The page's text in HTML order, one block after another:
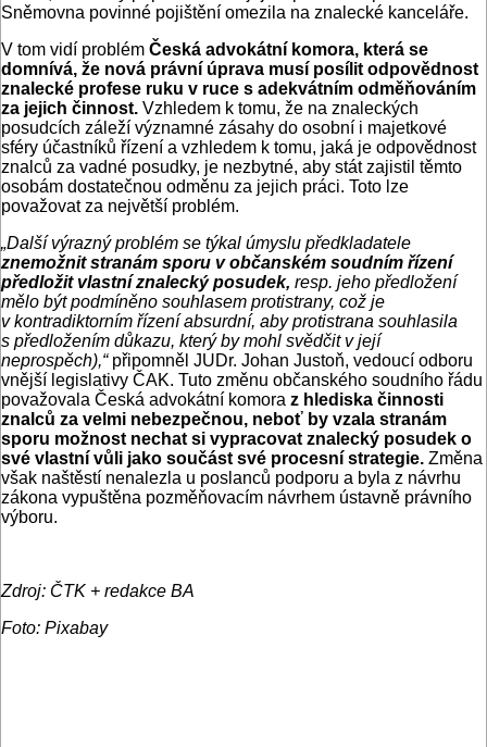
Sněmovna povinné pojištění omezila na znalecké kanceláře.
V tom vidí problém Česká advokátní komora, která se
domnívá, že nová právní úprava musí posílit odpovědnost
znalecké profese ruku v ruce s adekvátním odměňováním
za jejich činnost. Vzhledem k tomu, že na znaleckých
posudcích záleží významné zásahy do osobní i majetkové
sféry účastníků řízení a vzhledem k tomu, jaká je odpovědnost
znalců za vadné posudky, je nezbytné, aby stát zajistil těmto
osobám dostatečnou odměnu za jejich práci. Toto lze
považovat za největší problém.
„Další výrazný problém se týkal úmyslu předkladatele
znemožnit stranám sporu v občanském soudním řízení
předložit vlastní znalecký posudek, resp. jeho předložení
mělo být podmíněno souhlasem protistrany, což je
v kontradiktorním řízení absurdní, aby protistrana souhlasila
s předložením důkazu, který by mohl svědčit v její
neprospěch),“připomněl JUDr. Johan Justoň, vedoucí odboru
vnější legislativy ČAK. Tuto změnu občanského soudního řádu
považovala Česká advokátní komora z hlediska činnosti
znalců za velmi nebezpečnou, neboť by vzala stranám
sporu možnost nechat si vypracovat znalecký posudek o
své vlastní vůli jako součást své procesní strategie. Změna
však naštěstí nenalezla u poslanců podporu a byla z návrhu
zákona vypuštěna pozměňovacím návrhem ústavně právního
výboru.
Zdroj: ČTK + redakce BA
Foto: Pixabay